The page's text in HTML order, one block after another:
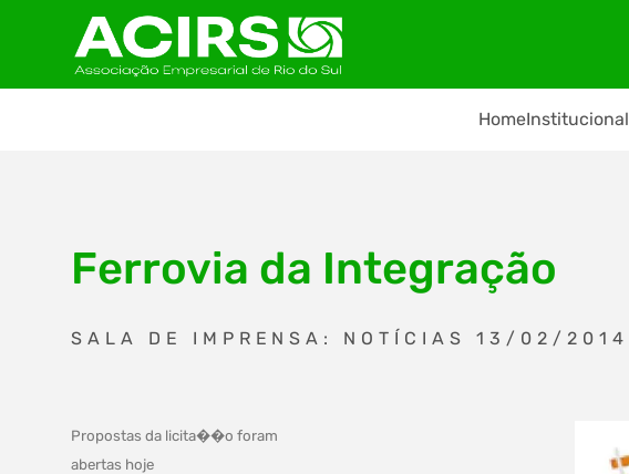
HomeInstitucional
Ferrovia da Integração
SALA DE IMPRENSA: NOTÍCIAS 13/02/2014
Propostas da licita��o foram
abertas hoje